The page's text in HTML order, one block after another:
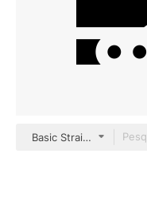
Basic Straight Filled